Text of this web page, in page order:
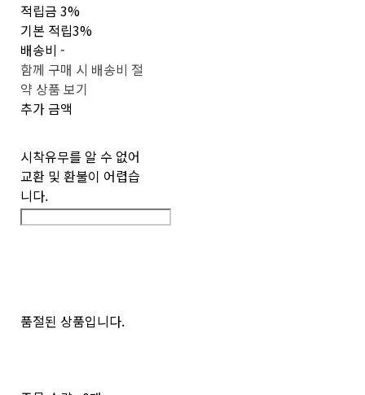
적립금 3%
기본 적립3%
배송비-
함께 구매 시 배송비 절
약 상품 보기
추가 금액
시착유무를 알 수 없어
교환 및 환불이 어렵습
니다.
품절된 상품입니다.